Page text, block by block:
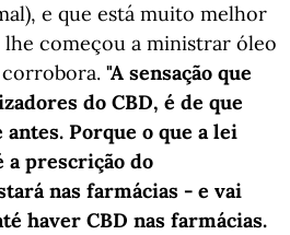
e que está muito melhor
começou a ministrar óleo
corrobora. "A sensação que
do CBD, é de que
Porque o que a lei
a prescrição do
nas farmácias - e vai
haver CBD nas farmácias.